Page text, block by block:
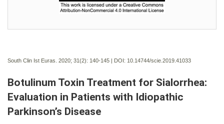
South Clin Ist Euras. 2020; 31(2): 140-145 | DOI: 10.14744/scie.2019.41033
Botulinum Toxin Treatment for Sialorrhea:
Evaluation in Patients with Idiopathic
Parkinson’s Disease